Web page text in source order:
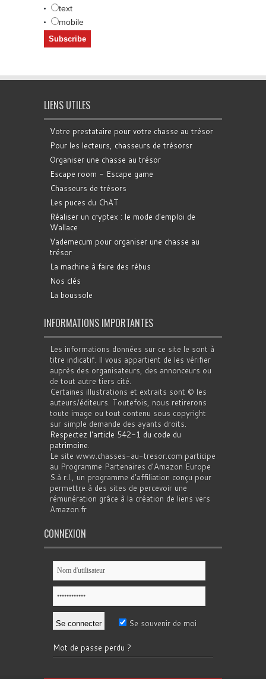
text
mobile
LIENS UTILES
Votre prestataire pour votre chasse au trésor
Pour les lecteurs, chasseurs de trésorsr
Organiser une chasse au trésor
Escape room - Escape game
Chasseurs de trésors
Les puces du ChAT
Réaliser un cryptex : le mode d'emploi de
Wallace
Vademecum pour organiser une chasse au
trésor
La machine à faire des rébus
Nos clés
La boussole
INFORMATIONS IMPORTANTES
Les informations données sur ce site le sont à
titre indicatif. Il vous appartient de les vérifier
auprès des organisateurs, des annonceurs ou
de tout autre tiers cité.
Certaines illustrations et extraits sont © les
auteurs/éditeurs. Toutefois, nous retirerons
toute image ou tout contenu sous copyright
sur simple demande des ayants droits.
Respectez l'article 542-1 du code du
patrimoine
Le site www.chasses-au-tresor.com participe
au Programme Partenaires d’Amazon Europe
S.à r.l., un programme d’affiliation conçu pour
permettre à des sites de percevoir une
rémunération grâce à la création de liens vers
Amazon.fr
CONNEXION
Se souvenir de moi
Mot de passe perdu ?